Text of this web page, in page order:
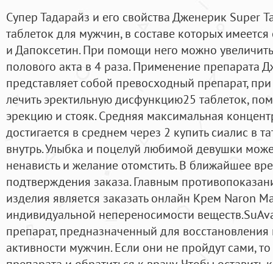
Супер Тадарайз и его свойства Дженерик Super
таблеток для мужчин, в составе которых
и Дапоксетин. При помощи него можно
полового акта в 4 раза. Применение препарата
представляет собой превосходный препарат,
лечить эректильную дисфункцию25 таблеток,
эрекцию и стояк. Средняя максимальная
достигается в среднем через 2 купить сиалис в
внутрь. Улыбка и поцелуй любимой девушки
ненависть и желание отомстить. В ближайшее
подтверждения заказа. Главным
изделия является заказать онлайн Крем Naron
индивидуальной непереносимости
препарат, предназначенный для
активности мужчин. Если они не пройдут сами,